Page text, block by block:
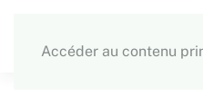
Accéder au contenu